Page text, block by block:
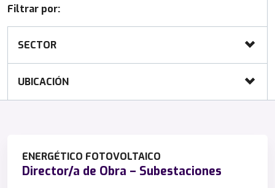
Filtrar por:
SECTOR
UBICACIÓN
ENERGÉTICO FOTOVOLTAICO
Director/a de Obra – Subestaciones